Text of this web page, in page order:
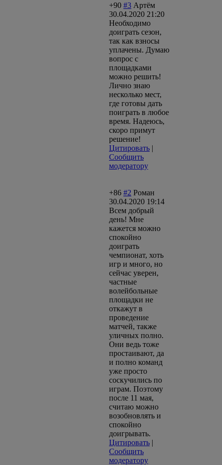
+90 #3 Артём
30.04.2020 21:20
Необходимо
доиграть сезон,
так как взносы
уплачены. Думаю
вопрос с
площадками
можно решить!
Лично знаю
несколько мест,
где готовы дать
поиграть в любое
время. Надеюсь,
скоро примут
решение!
Цитировать |
Сообщить
модератору
+86 #2 Роман
30.04.2020 19:14
Всем добрый
день! Мне
кажется можно
спокойно
доиграть
чемпионат, хоть
игр и много, но
сейчас уверен,
частные
волейбольные
площадки не
откажут в
проведение
матчей, также
уличных полно.
Они ведь тоже
простаивают, да
и полно команд
уже просто
соскучились по
играм. Поэтому
после 11 мая,
считаю можно
возобновлять и
спокойно
доигрывать.
Цитировать |
Сообщить
модератору